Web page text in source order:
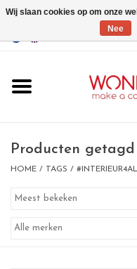
GBP/USD
magneetborden
magneten
Producten
HOME / TAGS /
Wij slaan cookies op om onze
Nee